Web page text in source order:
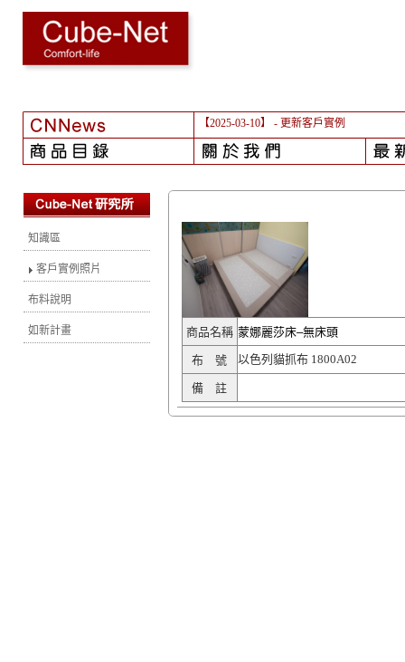
【2025-03-10】 - 更新客戶實例
知識區
客戶實例照片
布料說明
如新計畫 商品名稱 蒙娜麗莎床–無床頭
布 號 以色列貓抓布 1800A02
備 註